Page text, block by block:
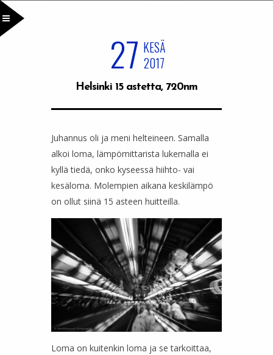
27 KESÄ
2017
Helsinki 15 astetta, 720nm
Juhannus oli ja meni helteineen. Samalla
alkoi loma, lämpömittarista lukemalla ei
kyllä tiedä, onko kyseessä hiihto- vai
kesäloma. Molempien aikana keskilämpö
on ollut siinä 15 asteen huitteilla.
Loma on kuitenkin loma ja se tarkoittaa,